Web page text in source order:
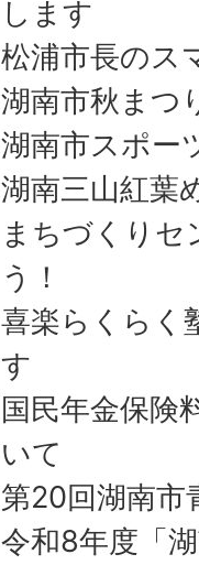
します
松浦市長のス
湖南市秋まつ
湖南市スポー
湖南三山紅葉
まちづくり
う！
喜楽らくらく
す
国民年金保険
いて
第20回湖南市
令和8年度「